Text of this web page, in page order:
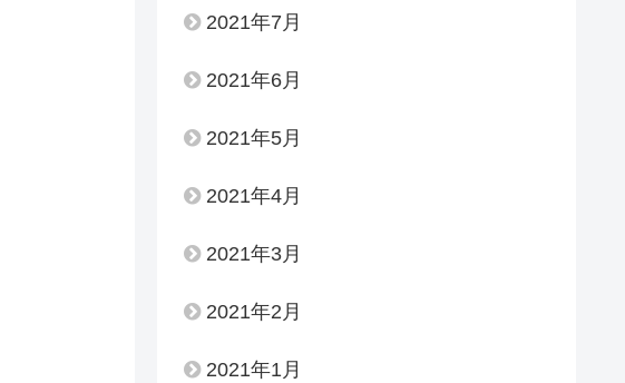
2021年7月
2021年6月
2021年5月
2021年4月
2021年3月
2021年2月
2021年1月